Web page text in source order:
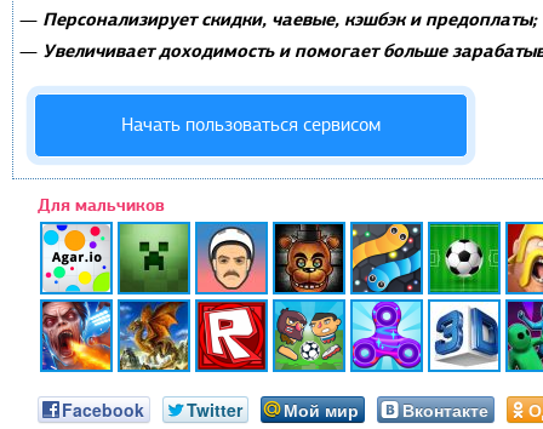
— Персонализирует скидки, чаевые, кэшбэк и предоплаты;
— Увеличивает доходимость и помогает больше
Начать пользоваться сервисом
Для мальчиков
Facebook Twitter Мой мир Вконтакте